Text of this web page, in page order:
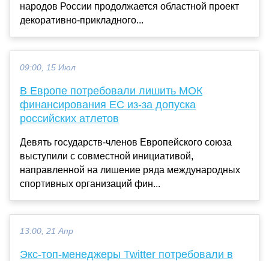
народов России продолжается областной проект
декоративно-прикладного...
09:00, 15 Июл
В Европе потребовали лишить МОК
финансирования ЕС из-за допуска
российских атлетов
Девять государств-членов Европейского союза
выступили с совместной инициативой,
направленной на лишение ряда международных
спортивных организаций фин...
13:00, 21 Апр
Экс-топ-менеджеры Twitter потребовали в